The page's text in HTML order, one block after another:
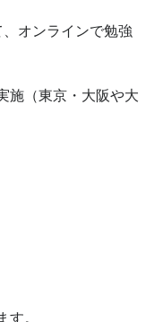
オンラインで勉強
施（東京・大阪や大
す。